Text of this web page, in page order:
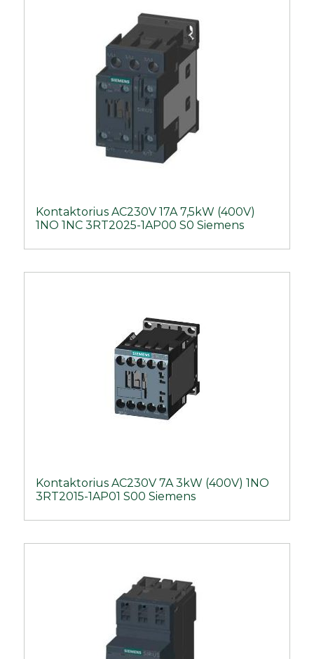
Kontaktorius AC230V 17A 7,5kW (400V)
1NO 1NC 3RT2025-1AP00 S0 Siemens
Kontaktorius AC230V 7A 3kW (400V) 1NO
3RT2015-1AP01 S00 Siemens